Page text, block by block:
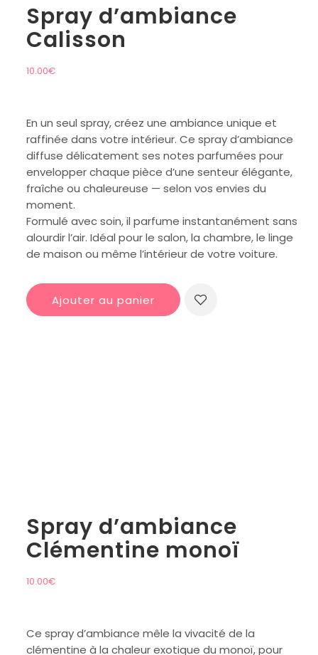
Spray d’ambiance
Calisson
10.00€
En un seul spray, créez une ambiance unique et
raffinée dans votre intérieur. Ce spray d’ambiance
diffuse délicatement ses notes parfumées pour
envelopper chaque pièce d’une senteur élégante,
fraîche ou chaleureuse — selon vos envies du
moment.
Formulé avec soin, il parfume instantanément sans
alourdir l’air. Idéal pour le salon, la chambre, le linge
de maison ou même l’intérieur de votre voiture.
Ajouter au panier
Spray d’ambiance
Clémentine monoï
10.00€
Ce spray d’ambiance mêle la vivacité de la
clémentine à la chaleur exotique du monoï, pour